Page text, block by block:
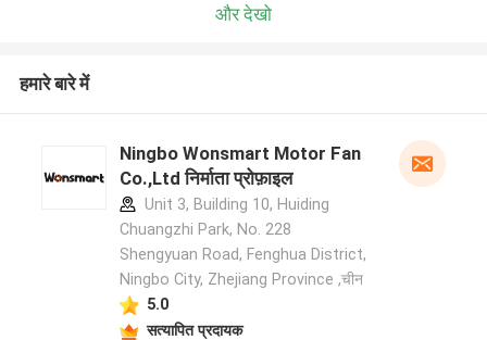
और देखो
हमारे बारे में
Ningbo Wonsmart Motor Fan
Co.,Ltd निर्माता प्रोफ़ाइल
Unit 3, Building 10, Huiding
Chuangzhi Park, No. 228
Shengyuan Road, Fenghua District,
Ningbo City, Zhejiang Province ,चीन
5.0
सत्यापित प्रदायक